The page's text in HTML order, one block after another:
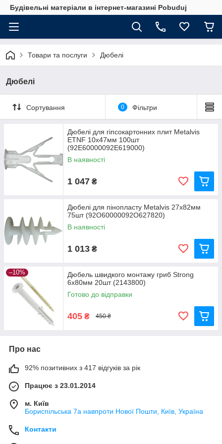
Будівельні матеріали в інтернет-магазині Pobuduj
Товари та послуги Дюбелі
Дюбелі
Сортування 0 Фільтри
Дюбелі для гіпсокартонних плит Metalvis
ETNF 10х47мм 100шт
(92E60000092E619000)
В наявності
1 047 ₴
Дюбелі для пінопласту Metalvis 27х82мм
75шт (92O60000092O627820)
В наявності
1 013 ₴
–10%
Дюбель швидкого монтажу гриб Strong
6x80мм 20шт (2143800)
Готово до відправки
405 ₴ 450 ₴
Про нас
92% позитивних з 417 відгуків за рік
Працює з 23.01.2014
м. Київ
Бориспільська 7а навпроти Нової Пошти, Київ, Україна
Контакти